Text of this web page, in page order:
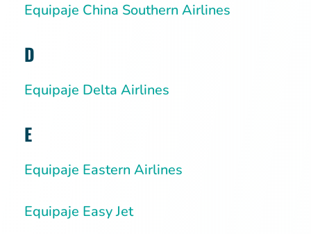
Equipaje China Southern Airlines
D
Equipaje Delta Airlines
E
Equipaje Eastern Airlines
Equipaje Easy Jet